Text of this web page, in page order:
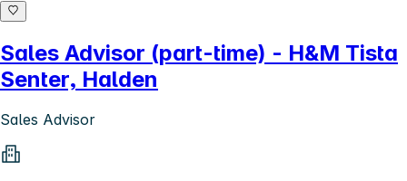
Sales Advisor (part-time) - H&M Tista
Senter, Halden
Sales Advisor